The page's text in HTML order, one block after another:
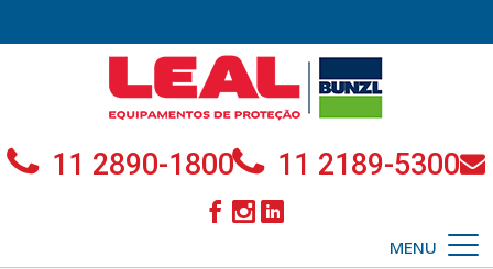
11 2890-1800 11 2189-5300
MENU